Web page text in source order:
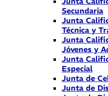
Secundaria
Junta
Técnica y
Junta
Jóvenes y
Junta
Especial
Junta de
Junta de